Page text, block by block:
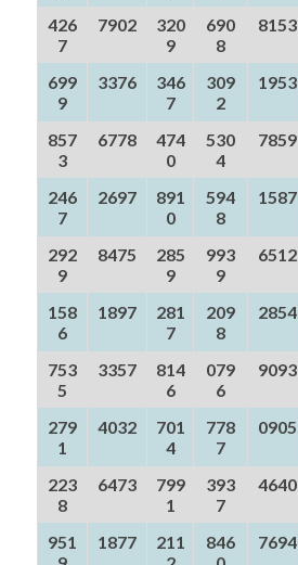
426
7
7902
320
9
690
8
8153
699
9
3376
346
7
309
2
1953
857
3
6778
474
0
530
4
7859
246
7
2697
891
0
594
8
1587
292
9
8475
285
9
993
9
6512
158
6
1897
281
7
209
8
2854
753
5
3357
814
6
079
6
9093
279
1
4032
701
4
778
7
0905
223
8
6473
799
1
393
7
4640
951
1877
211
846
7694